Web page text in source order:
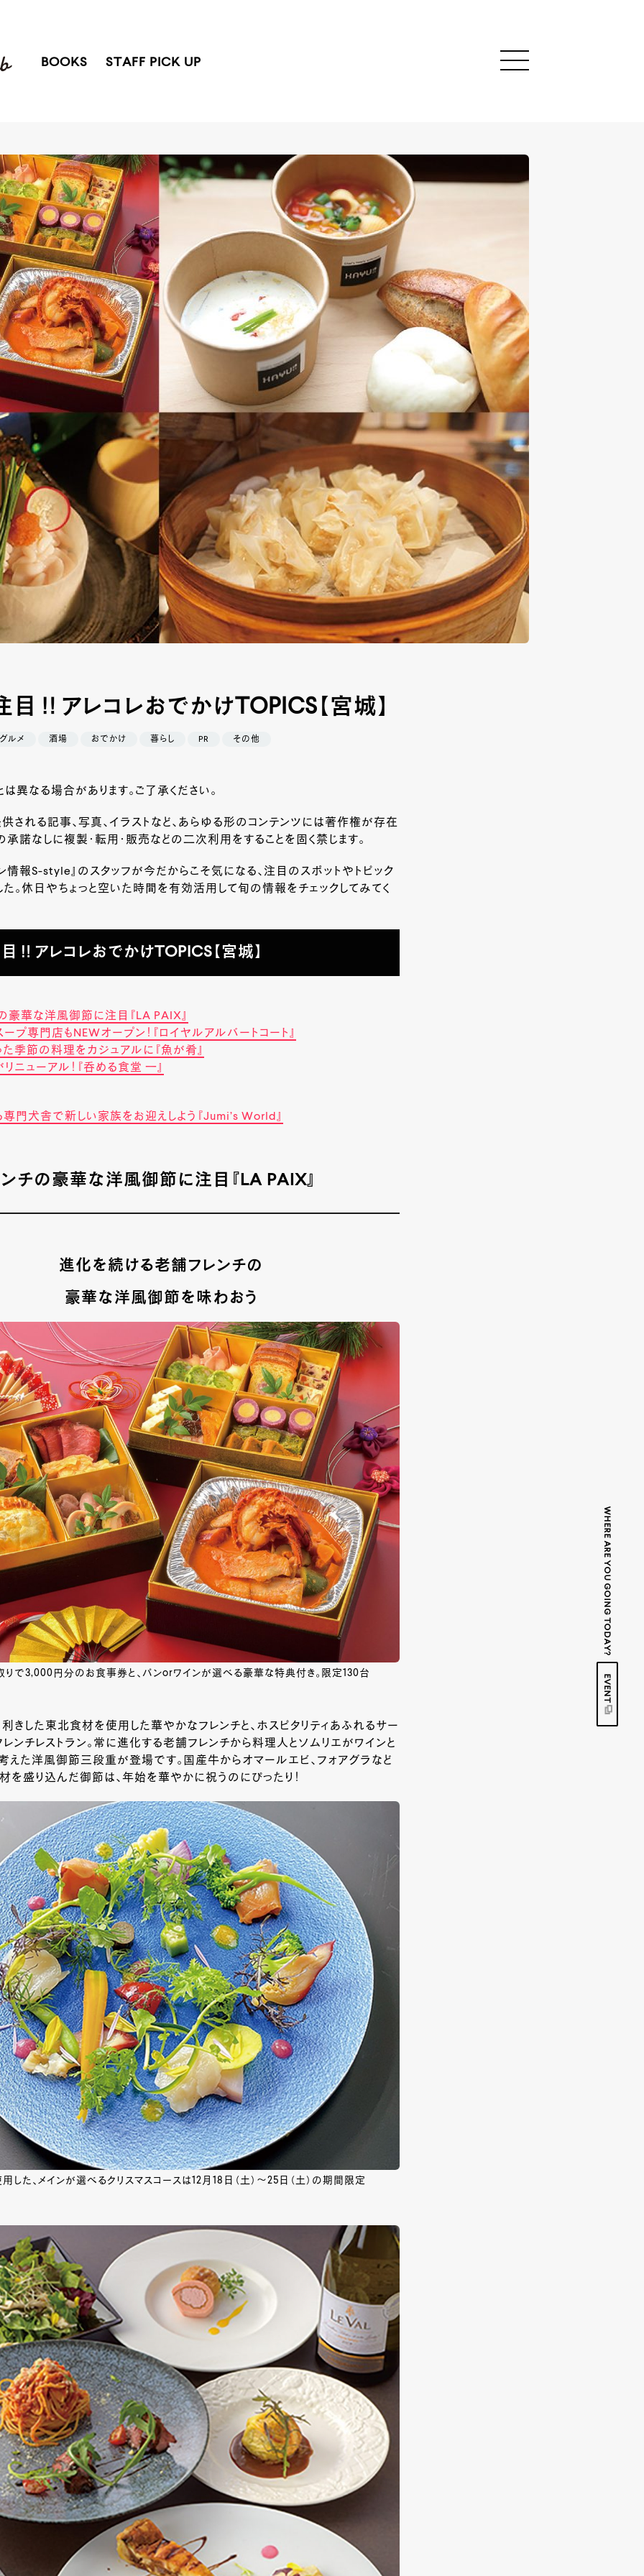
BOOKS STAFF PICK UP
WHERE ARE YOU GOING TODAY?
EVENT
目‼アレコレおでかけTOPICS【宮城】
グルメ 酒場 おでかけ 暮らし PR その他
異なる場合があります。ご了承ください。
される記事、写真、イラストなど、あらゆる形のコンテンツには著作権が存在
承諾なしに複製・転用・販売などの二次利用をすることを固く禁じます。
情報S-style』のスタッフが今だからこそ気になる、注目のスポットやトピック
た。休日やちょっと空いた時間を有効活用して旬の情報をチェックしてみてく
‼アレコレおでかけTOPICS【宮城】
豪華な洋風御節に注目『LA PAIX』
ープ専門店もNEWオープン！『ロイヤルアルバートコート』
季節の料理をカジュアルに『魚が肴』
ニューアル！『呑める食堂 一』
門犬舎で新しい家族をお迎えしよう『Jumi’s World』
チの豪華な洋風御節に注目『LA PAIX』
進化を続ける老舗フレンチの
豪華な洋風御節を味わおう
りで3,000円分のお食事券と、パンorワインが選べる豪華な特典付き。限定130台
きした東北食材を使用した華やかなフレンチと、ホスピタリティあふれるサー
ンチレストラン。常に進化する老舗フレンチから料理人とソムリエがワインと
えた洋風御節三段重が登場です。国産牛からオマールエビ、フォアグラなど
を盛り込んだ御節は、年始を華やかに祝うのにぴったり！
した、メインが選べるクリスマスコースは12月18日（土）～25日（土）の期間限定